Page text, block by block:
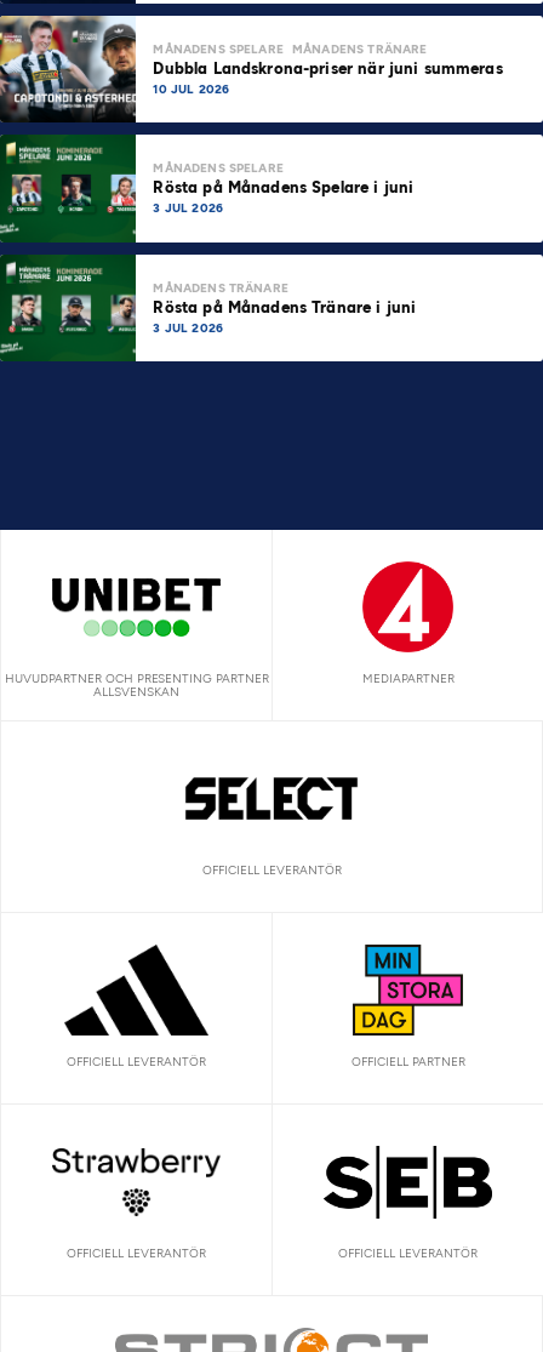
MÅNADENS SPELARE MÅNADENS TRÄNARE
Dubbla Landskrona-priser när juni summeras
10 JUL 2026
MÅNADENS SPELARE
Rösta på Månadens Spelare i juni
3 JUL 2026
MÅNADENS TRÄNARE
Rösta på Månadens Tränare i juni
3 JUL 2026
HUVUDPARTNER OCH PRESENTING PARTNER
ALLSVENSKAN
MEDIAPARTNER
OFFICIELL LEVERANTÖR
OFFICIELL LEVERANTÖR OFFICIELL PARTNER
OFFICIELL LEVERANTÖR OFFICIELL LEVERANTÖR